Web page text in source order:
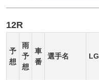
12R
予
想
雨
予
想
車
番
選手名 LG